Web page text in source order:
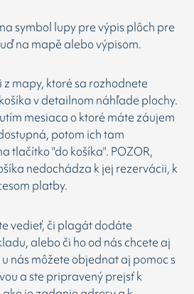
symbol lupy pre výpis plôch pre
na mapě alebo výpisom.
z mapy, ktoré sa rozhodnete
v detailnom náhľade plochy.
mesiaca o ktoré máte záujem
potom ich tam
tlačítko "do košíka". POZOR,
nedochádza k jej rezervácii, k
platby.
vedieť, či plagát dodáte
alebo či ho od nás chcete aj
nás môžete objednat aj pomoc s
a ste pripravený prejsť k